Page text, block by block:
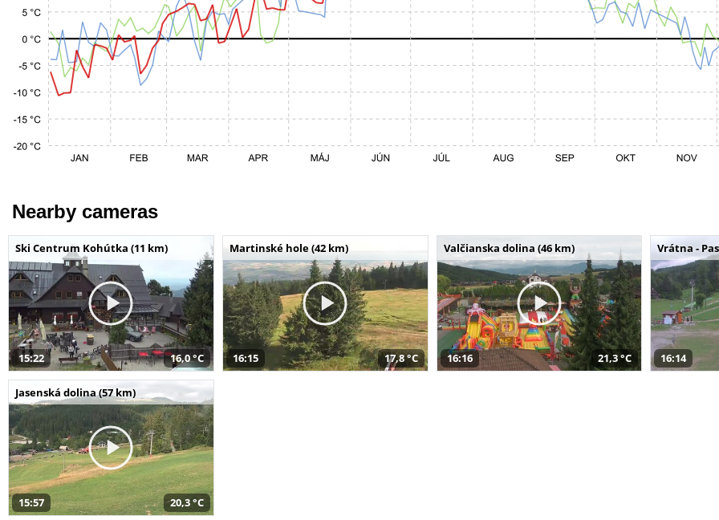
Nearby cameras
Ski Centrum Kohútka (11 km)
15:22 16,0 °C
Martinské hole (42 km)
16:15 17,8 °C
Valčianska dolina (46 km)
16:16 21,3 °C
Vrátna -
16:14
Jasenská dolina (57 km)
15:57 20,3 °C